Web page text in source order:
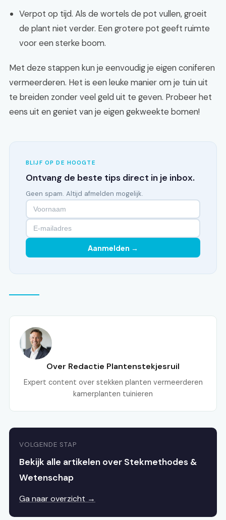
Verpot op tijd. Als de wortels de pot vullen, groeit
de plant niet verder. Een grotere pot geeft ruimte
voor een sterke boom.
Met deze stappen kun je eenvoudig je eigen coniferen
vermeerderen. Het is een leuke manier om je tuin uit
te breiden zonder veel geld uit te geven. Probeer het
eens uit en geniet van je eigen gekweekte bomen!
BLIJF OP DE HOOGTE
Ontvang de beste tips direct in je inbox.
Geen spam. Altijd afmelden mogelijk.
Aanmelden →
Over Redactie Plantenstekjesruil
Expert content over stekken planten vermeerderen
kamerplanten tuinieren
VOLGENDE STAP
Bekijk alle artikelen over Stekmethodes &
Wetenschap
Ga naar overzicht →